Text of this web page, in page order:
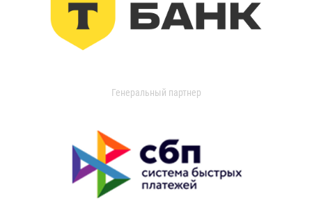
Генеральный партнер